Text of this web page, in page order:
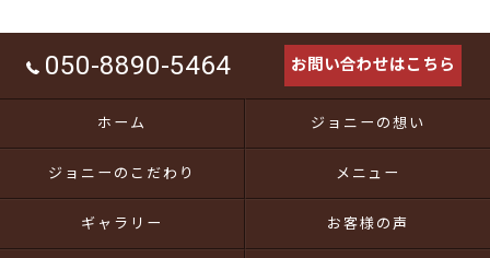
050-8890-5464 お問い合わせはこちら
ホーム ジョニーの想い
ジョニーのこだわり メニュー
ギャラリー お客様の声